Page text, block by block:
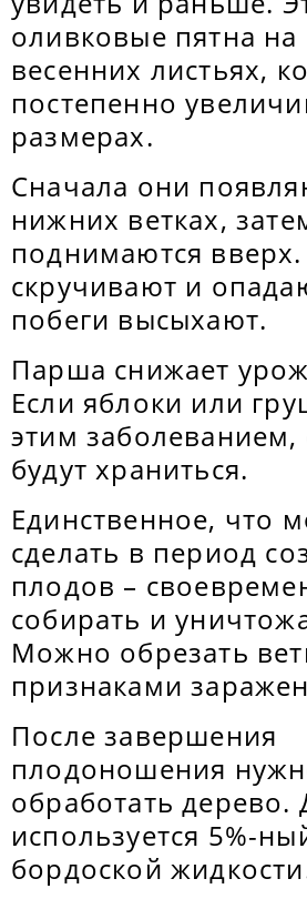
оливковые пятна
весенних листьях,
постепенно
размерах.
Сначала они
нижних ветках,
поднимаются вверх.
скручивают и
побеги высыхают.
Парша снижает
Если яблоки или
этим
будут храниться.
Единственное, что
сделать в период
плодов –
собирать и
Можно обрезать
признаками
После завершения
плодоношения
обработать дерево.
используется 5%-
бордоской